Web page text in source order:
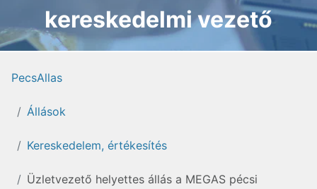
kereskedelmi vezető
PecsAllas
Állások
Kereskedelem, értékesítés
Üzletvezető helyettes állás a MEGAS pécsi